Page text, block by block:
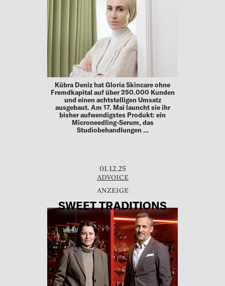
Kübra Deniz hat Gloria Skincare ohne
Fremdkapital auf über 250.000 Kunden
und einen achtstelligen Umsatz
ausgebaut. Am 17. Mai launcht sie ihr
bisher aufwendigstes Produkt: ein
Microneedling-Serum, das
Studiobehandlungen …
01.12.25
ADVOICE
SWEET TRADITIONS